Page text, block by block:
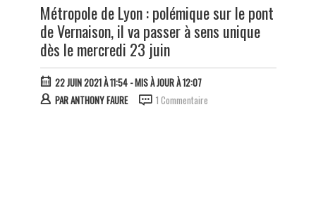
Métropole de Lyon : polémique sur le pont
de Vernaison, il va passer à sens unique
dès le mercredi 23 juin
22 JUIN 2021 À 11:54- MIS À JOUR À 12:07
PARANTHONY FAURE 1 Commentaire